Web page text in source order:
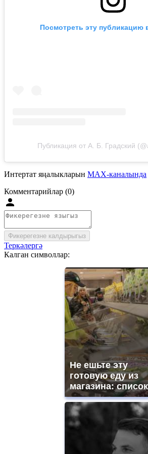
Посмотреть эту публикацию
Публикация от А. Б. Градский
Интертат яңалыкларын MAX-каналында
Комментарийлар (0)
Фикерегезне калдырыгыз
Теркәлергә
Калган символлар:
Не ешьте эту
готовую еду из
магазина: список